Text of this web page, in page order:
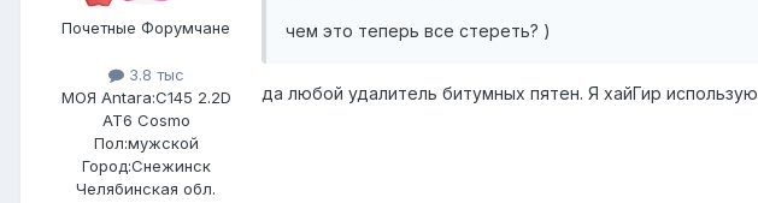
Почетные Форумчане
3.8 тыс
МОЯ Antara:C145 2.2D
AT6 Cosmo
Пол:мужской
Город:Снежинск
Челябинская обл.
чем это теперь все стереть? )
да любой удалитель битумных пятен. Я хайГир использую